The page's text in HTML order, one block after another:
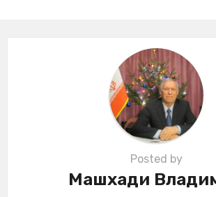
Posted by
Машхади